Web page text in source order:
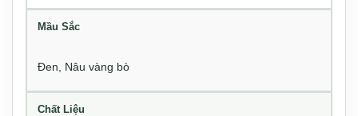
Mầu Sắc
Đen, Nâu vàng bò
Chất Liệu